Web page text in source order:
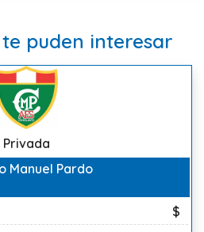
puden interesar
Privada
Manuel Pardo
$